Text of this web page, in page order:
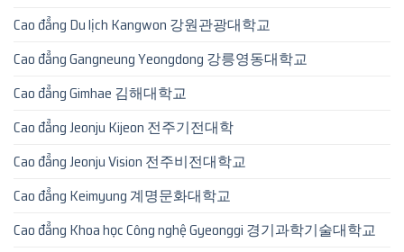
Cao đẳng Du lịch Kangwon 강원관광대학교
Cao đẳng Gangneung Yeongdong 강릉영동대학교
Cao đẳng Gimhae 김해대학교
Cao đẳng Jeonju Kijeon 전주기전대학
Cao đẳng Jeonju Vision 전주비전대학교
Cao đẳng Keimyung 계명문화대학교
Cao đẳng Khoa học Công nghệ Gyeonggi 경기과학기술대학교